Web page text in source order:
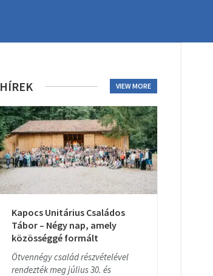
HÍREK VIEW MORE
Kapocs Unitárius Családos
Tábor – Négy nap, amely
közösséggé formált
Ötvennégy család részvételével
rendezték meg július 30. és